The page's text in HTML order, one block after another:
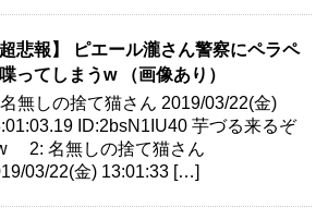
超悲報】 ピエール瀧さん警察にペラペ
ってしまうw （画像あり）
無しの捨て猫さん 2019/03/22(金)
ID:2bsN1IU40 芋づる来るぞ
2: 名無しの捨て猫さん
03/22(金) 13:01:33 […]